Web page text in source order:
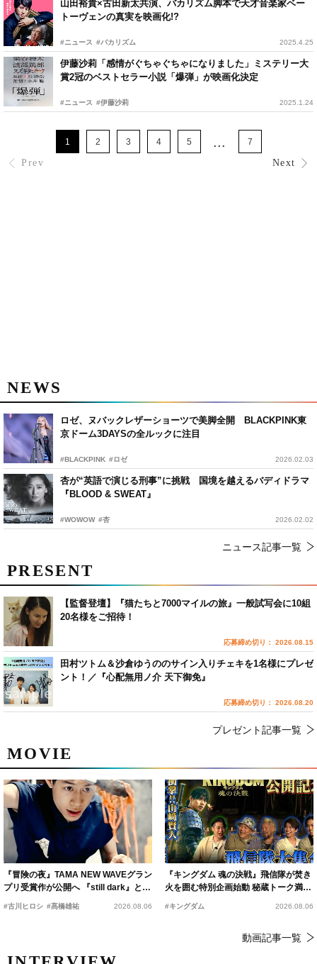
⼭⽥裕貴×古⽥新太共演、バカリズム脚本で天才⾳楽家ベー
トーヴェンの真実を映画化!?
#ニュース #バカリズム 2025.4.25
伊藤沙莉「感情がぐちゃぐちゃになりました」ミステリー大
賞2冠のベストセラー小説「爆弾」が映画化決定
#ニュース #伊藤沙莉 2025.1.24
Prev
1 2 3 4 5 ... 7
Next
NEWS
ロゼ、ヌバックレザーショーツで美脚全開 BLACKPINK東
京ドーム3DAYSの全ルックに注目
#BLACKPINK #ロゼ 2026.02.03
杏が“英語で演じる刑事”に挑戦 国境を越えるバディドラマ
『BLOOD & SWEAT』
#WOWOW #杏 2026.02.02
ニュース記事一覧
MOVIE
『冒険の夜』TAMA NEW WAVEグラン
プリ受賞作が公開へ 『still dark』と同
時上映決定
#古川ヒロシ #髙橋雄祐 2026.08.06
『キングダム 魂の決戦』飛信隊が焚き
火を囲む特別企画始動 秘蔵トーク満載
の“キングダムキャンプ”開催
#キングダム 2026.08.06
動画記事一覧
PRESENT
【監督登壇】『猫たちと7000マイルの旅』一般試写会に10組
20名様をご招待！
応募締め切り： 2026.08.15
田村ツトム＆沙倉ゆうののサイン入りチェキを1名様にプレゼ
ント！／『心配無用ノ介 天下御免』
応募締め切り： 2026.08.20
プレゼント記事一覧